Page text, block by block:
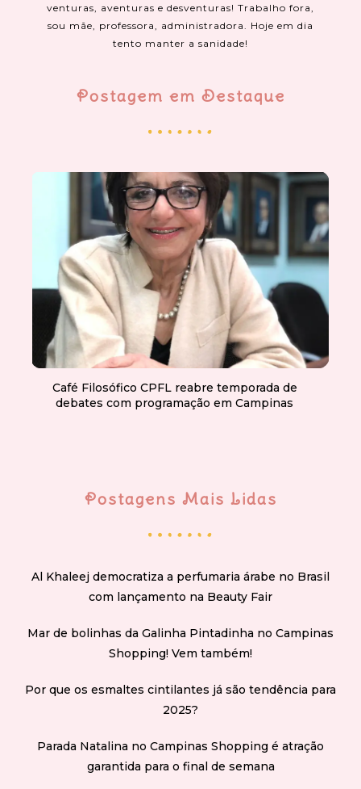
venturas, aventuras e desventuras! Trabalho fora,
sou mãe, professora, administradora. Hoje em dia
tento manter a sanidade!
Postagem em Destaque
Café Filosófico CPFL reabre temporada de
debates com programação em Campinas
Postagens Mais Lidas
Al Khaleej democratiza a perfumaria árabe no Brasil
com lançamento na Beauty Fair
Mar de bolinhas da Galinha Pintadinha no Campinas
Shopping! Vem também!
Por que os esmaltes cintilantes já são tendência para
2025?
Parada Natalina no Campinas Shopping é atração
garantida para o final de semana